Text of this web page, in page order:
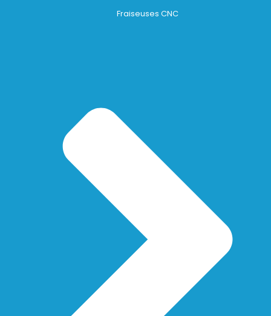
Fraiseuses CNC